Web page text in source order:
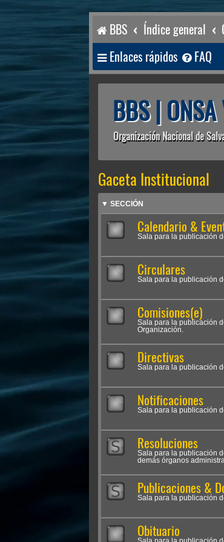
BBS Índice general
Enlaces rápidos FAQ
BBS |
Organización Nacional de
Gaceta Institucional
▼ SECCIÓN
Calendario &
Sala para la publicación
Circulares
Sala para la publicación
Comisiones(e)
Sala para la publicación
Organización.
Directivas
Sala para la publicación
Notificaciones
Sala para la publicación
Resoluciones
Sala para la publicación
demás órganos
Publicaciones &
Sala para la publicación
Obituario